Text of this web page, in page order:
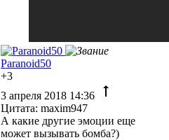
Paranoid50
+3
3 апреля 2018 14:36
Цитата: maxim947
А какие другие эмоции еще
может вызывать бомба?)